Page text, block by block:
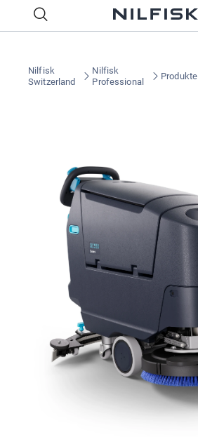
Nilfisk
Switzerland
Nilfisk
Professional
Produkte